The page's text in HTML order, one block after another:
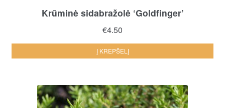
Krūminė sidabražolė ‘Goldfinger’
€4.50
Į KREPŠELĮ